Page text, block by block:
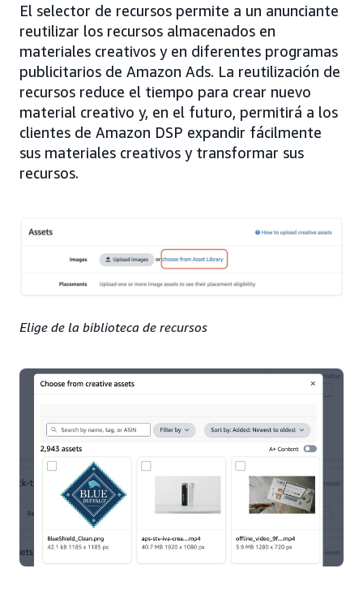
El selector de recursos permite a un anunciante
reutilizar los recursos almacenados en
materiales creativos y en diferentes programas
publicitarios de Amazon Ads. La reutilización de
recursos reduce el tiempo para crear nuevo
material creativo y, en el futuro, permitirá a los
clientes de Amazon DSP expandir fácilmente
sus materiales creativos y transformar sus
recursos.
Elige de la biblioteca de recursos